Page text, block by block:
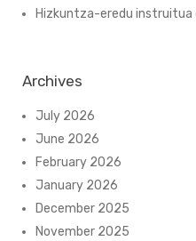
Hizkuntza-eredu instruitua
Archives
July 2026
June 2026
February 2026
January 2026
December 2025
November 2025